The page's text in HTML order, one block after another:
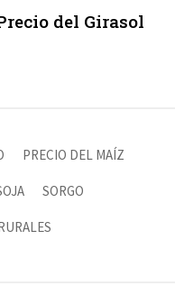
del Girasol
PRECIO DEL MAÍZ
SORGO